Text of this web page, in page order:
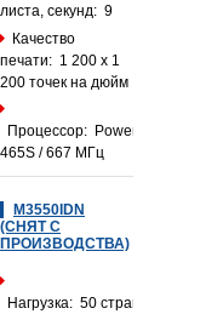
листа, секунд: 9
Качество
печати: 1 200 x 1
200 точек на дюйм
Процессор: PowerPC
465S / 667 МГц
M3550IDN
(СНЯТ С
ПРОИЗВОДСТВА)
Нагрузка: 50 страниц